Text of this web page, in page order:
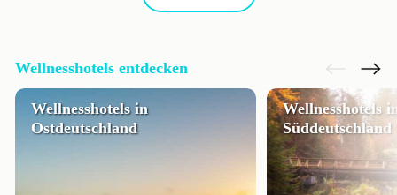
Wellnesshotels entdecken
Wellnesshotels in
Ostdeutschland
Wellnesshotels
Süddeutschland